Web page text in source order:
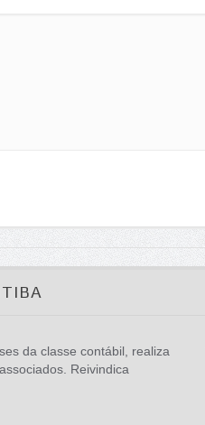
da classe contábil, realiza
Reivindica